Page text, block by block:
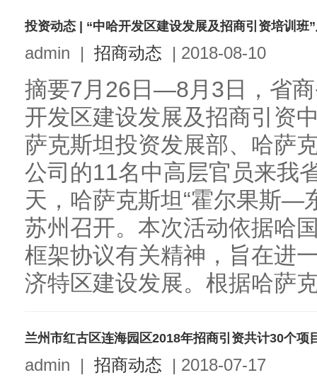
admin | 招商动态 | 2018-08-10
摘要7月26日—8月3日，省
开发区建设发展及招商引资
萨克斯坦投资发展部、哈萨
公司的11名中高层官员来我
天，哈萨克斯坦“霍尔果斯—
苏州召开。本次活动依据哈
框架协议有关精神，旨在进
济特区建设发展。根据哈萨
兰州市红古区连海园区2018年招商引资共计30个项
admin | 招商动态 | 2018-07-17